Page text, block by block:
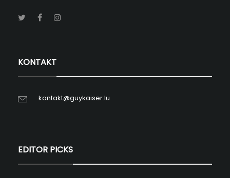
KONTAKT
kontakt@guykaiser.lu
EDITOR PICKS